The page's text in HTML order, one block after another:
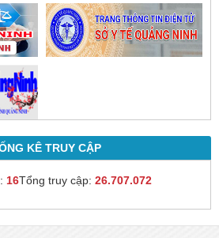
KÊ TRUY CẬP
16Tổng truy cập: 26.707.072